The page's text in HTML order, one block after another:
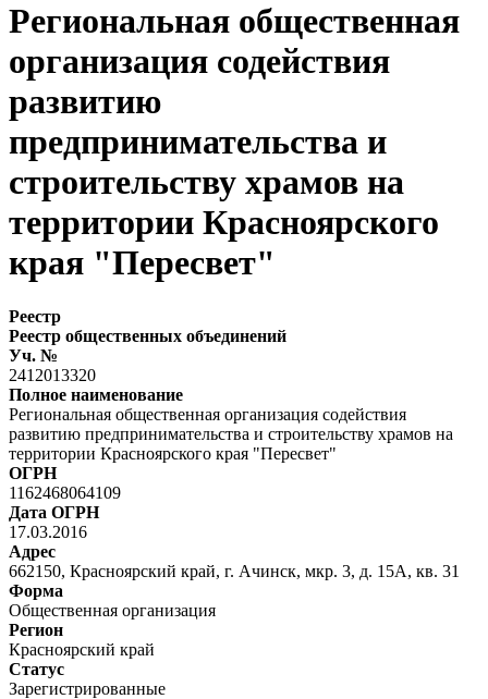
Региональная общественная
организация содействия
развитию
предпринимательства и
строительству храмов на
территории Красноярского
края "Пересвет"
Реестр
Реестр общественных объединений
Уч. №
2412013320
Полное наименование
Региональная общественная организация содействия
развитию предпринимательства и строительству храмов на
территории Красноярского края "Пересвет"
ОГРН
1162468064109
Дата ОГРН
17.03.2016
Адрес
662150, Красноярский край, г. Ачинск, мкр. 3, д. 15А, кв. 31
Форма
Общественная организация
Регион
Красноярский край
Статус
Зарегистрированные